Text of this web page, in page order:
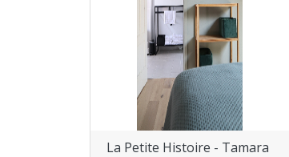
La Petite Histoire - Tamara